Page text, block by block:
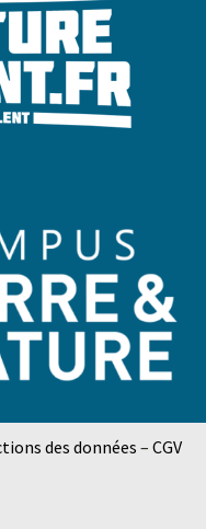
des données – CGV